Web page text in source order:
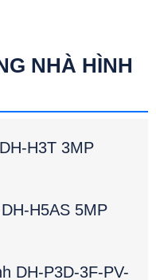
NHÀ HÌNH
H3T 3MP
H5AS 5MP
DH-P3D-3F-PV-